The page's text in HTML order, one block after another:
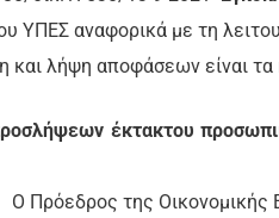
ΥΠΕΣ αναφορικά με τη
και λήψη αποφάσεων είναι τα
έκτακτου